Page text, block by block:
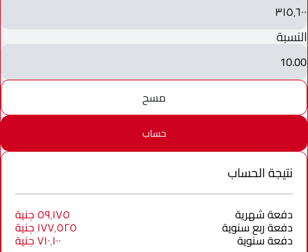
٣١٥٬٦٠٠
النسبة
10.00
مسح
حساب
نتيجة الحساب
دفعة شهرية ٥٩٬١٧٥ جنية
دفعة ربع سنوية ١٧٧٬٥٢٥ جنية
دفعة سنوية ٧١٠٬١٠٠ جنية